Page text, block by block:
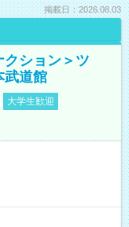
掲載日：2026.08.03
クション＞ツ
武道館
大学生歓迎